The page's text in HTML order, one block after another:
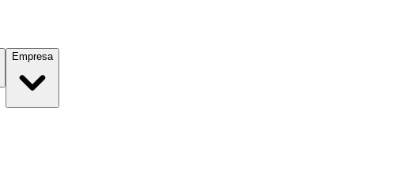
Empresa